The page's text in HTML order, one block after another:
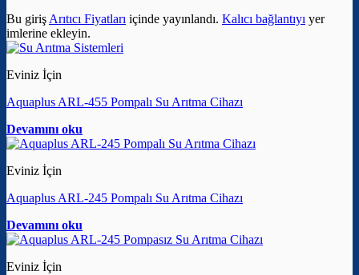
Bu girişArıtıcı Fiyatları içinde yayınlandı. Kalıcı bağlantıyı yer
imlerine ekleyin.
Eviniz İçin
Aquaplus ARL-455 Pompalı Su Arıtma Cihazı
Devamını oku
Eviniz İçin
Aquaplus ARL-245 Pompalı Su Arıtma Cihazı
Devamını oku
Eviniz İçin